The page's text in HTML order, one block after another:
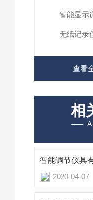
智能显示
无纸记录
查看
相
2020-04-07